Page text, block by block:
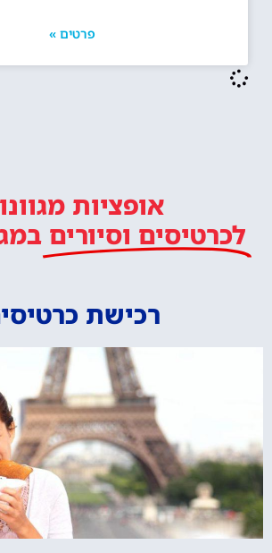
פרטים »
אופציות
לכרטיסים וסיורים
רכישת